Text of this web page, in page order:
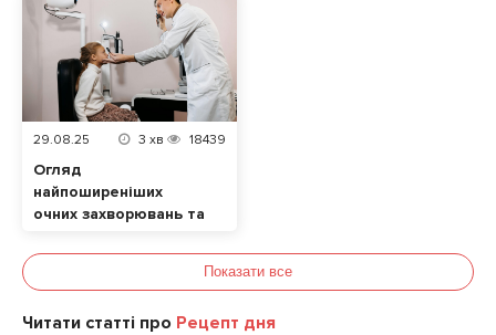
29.08.25 3 хв 18439
Огляд
найпоширеніших
очних захворювань та
продукти позитивно
Показати все
Читати статті про Рецепт дня